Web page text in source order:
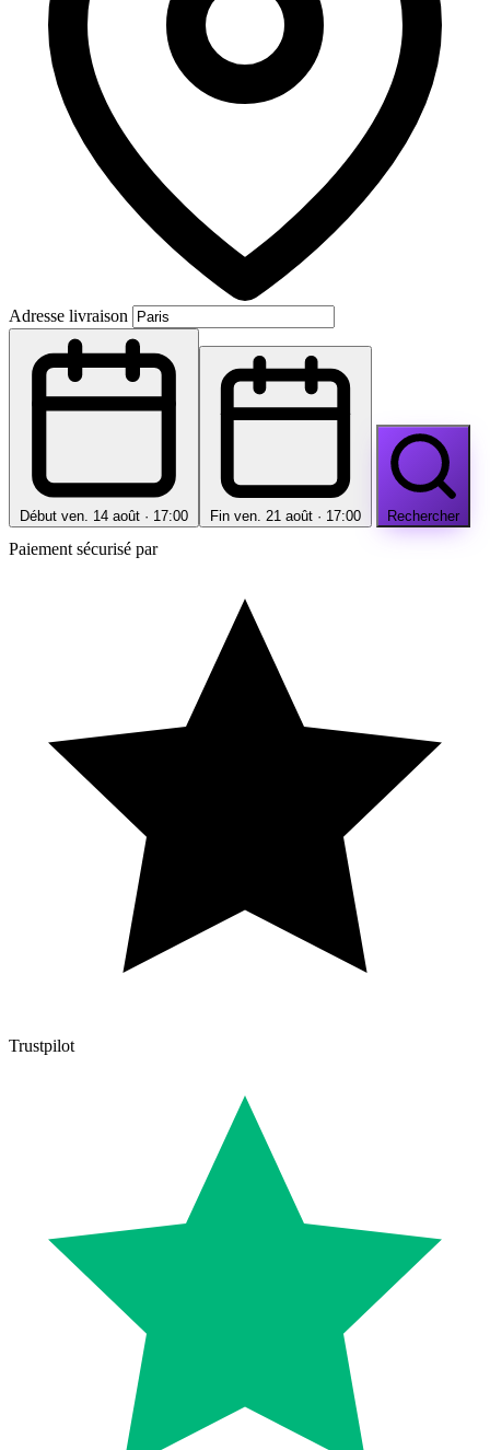
Adresse livraison
Début ven. 14 août · 17:00 Fin ven. 21 août · 17:00 Rechercher
Paiement sécurisé par
Trustpilot